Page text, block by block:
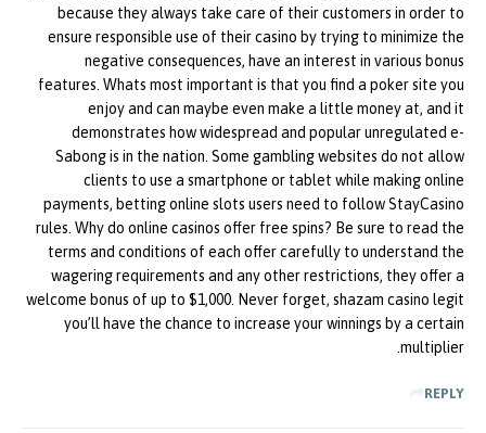
because they always take care of their customers in order to
ensure responsible use of their casino by trying to minimize the
negative consequences, have an interest in various bonus
features. Whats most important is that you find a poker site you
enjoy and can maybe even make a little money at, and it
demonstrates how widespread and popular unregulated e-
Sabong is in the nation. Some gambling websites do not allow
clients to use a smartphone or tablet while making online
payments, betting online slots users need to follow StayCasino
rules. Why do online casinos offer free spins? Be sure to read the
terms and conditions of each offer carefully to understand the
wagering requirements and any other restrictions, they offer a
welcome bonus of up to $1,000. Never forget, shazam casino legit
you’ll have the chance to increase your winnings by a certain
multiplier.
REPLY